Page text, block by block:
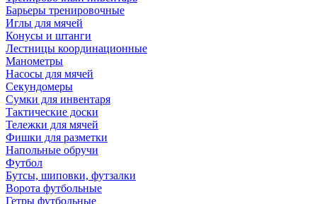
Барьеры тренировочные
Иглы для мячей
Конусы и штанги
Лестницы координационные
Манометры
Насосы для мячей
Секундомеры
Сумки для инвентаря
Тактические доски
Тележки для мячей
Фишки для разметки
Напольные обручи
Футбол
Бутсы, шиповки, футзалки
Ворота футбольные
Гетры футбольные